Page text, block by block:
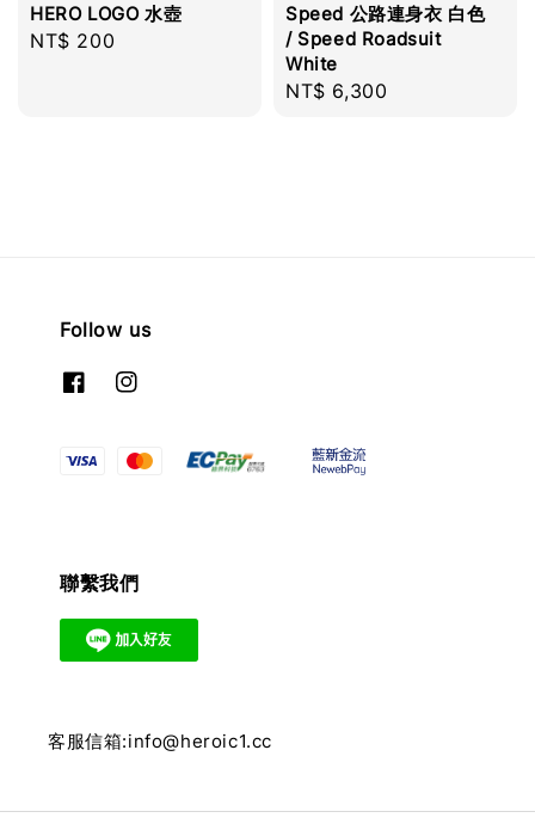
HERO LOGO 水壺
Regular
NT$ 200
Speed 公路連身衣 白色
/ Speed Roadsuit
White
Regular
NT$ 6,300
Follow us
聯繫我們
客服信箱:info@heroic1.cc